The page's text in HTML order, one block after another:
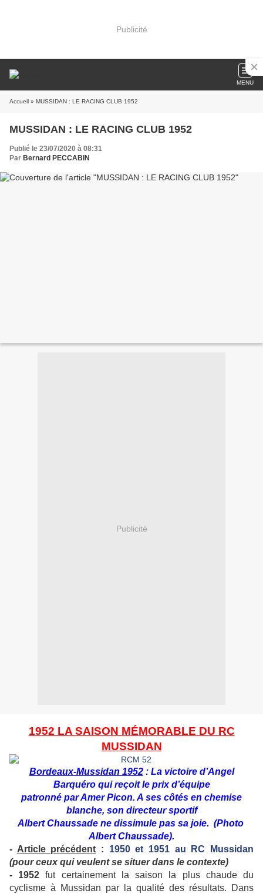
Publicité
MENU
Accueil » MUSSIDAN : LE RACING CLUB 1952
MUSSIDAN : LE RACING CLUB 1952
Publié le 23/07/2020 à 08:31
Par Bernard PECCABIN
Publicité
1952 LA SAISON MÉMORABLE DU RC
MUSSIDAN
Bordeaux-Mussidan 1952: La victoire d’Angel
Barquéro qui reçoit le prix d’équipe
patronné par Amer Picon. A ses côtés en chemise
blanche, son directeur sportif
Albert Chaussade ne dissimule pas sa joie. (Photo
Albert Chaussade).
- Article précédent : 1950 et 1951 au RC Mussidan
(pour ceux qui veulent se situer dans le contexte)
- 1952fut certainement la saison la plus chaude du
cyclisme à Mussidan par la qualité des résultats. Dans